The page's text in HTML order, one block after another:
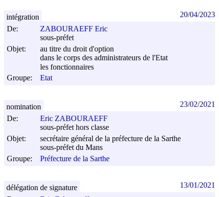
De:
ZABOURAEFF Eric
sous-préfet
Objet:
au titre du droit d'option
dans le corps des administrateurs de l'Etat
les fonctionnaires
Groupe:
Etat
intégration 20/04/2023
De:
Eric ZABOURAEFF
sous-préfet hors classe
Objet:
secrétaire général de la préfecture de la Sarthe
sous-préfet du Mans
Groupe:
Préfecture de la Sarthe
nomination 23/02/2021
délégation de signature 13/01/2021